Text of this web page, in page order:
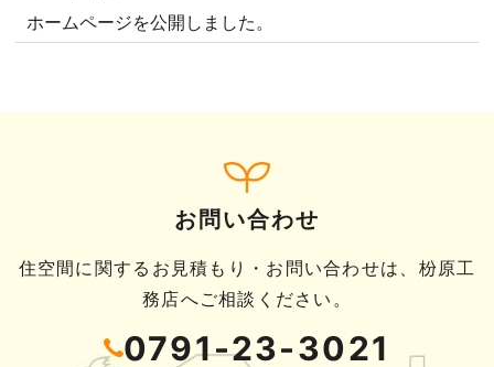
ホームページを公開しました。
お問い合わせ
住空間に関するお見積もり・お問い合わせは、枌原工
務店へご相談ください。
0791-23-3021